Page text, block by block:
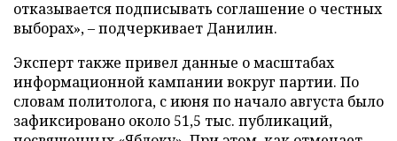
отказывается подписывать соглашение о честных
выборах», – подчеркивает Данилин.
Эксперт также привел данные о масштабах
информационной кампании вокруг партии. По
словам политолога, с июня по начало августа было
зафиксировано около 51,5 тыс. публикаций,